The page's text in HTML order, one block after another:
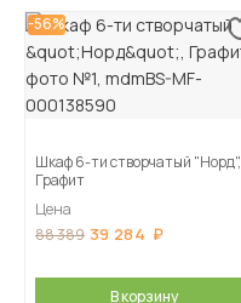
-56%
Шкаф 6-ти створчатый "Норд",
Графит
Цена
88 389 39 284
В корзину